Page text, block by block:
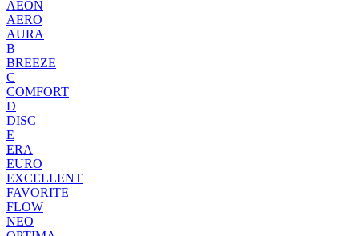
AEON
AERO
AURA
B
BREEZE
C
COMFORT
D
DISC
E
ERA
EURO
EXCELLENT
FAVORITE
FLOW
NEO